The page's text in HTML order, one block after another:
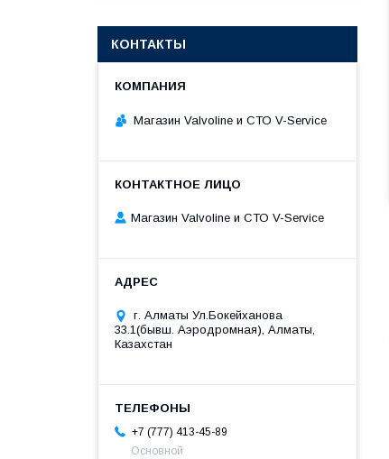
КОНТАКТЫ
Магазин Valvoline и СТО V-Service
Магазин Valvoline и СТО V-Service
г. Алматы Ул.Бокейханова
33.1(бывш. Аэродромная), Алматы,
Казахстан
+7 (777) 413-45-89
Основной